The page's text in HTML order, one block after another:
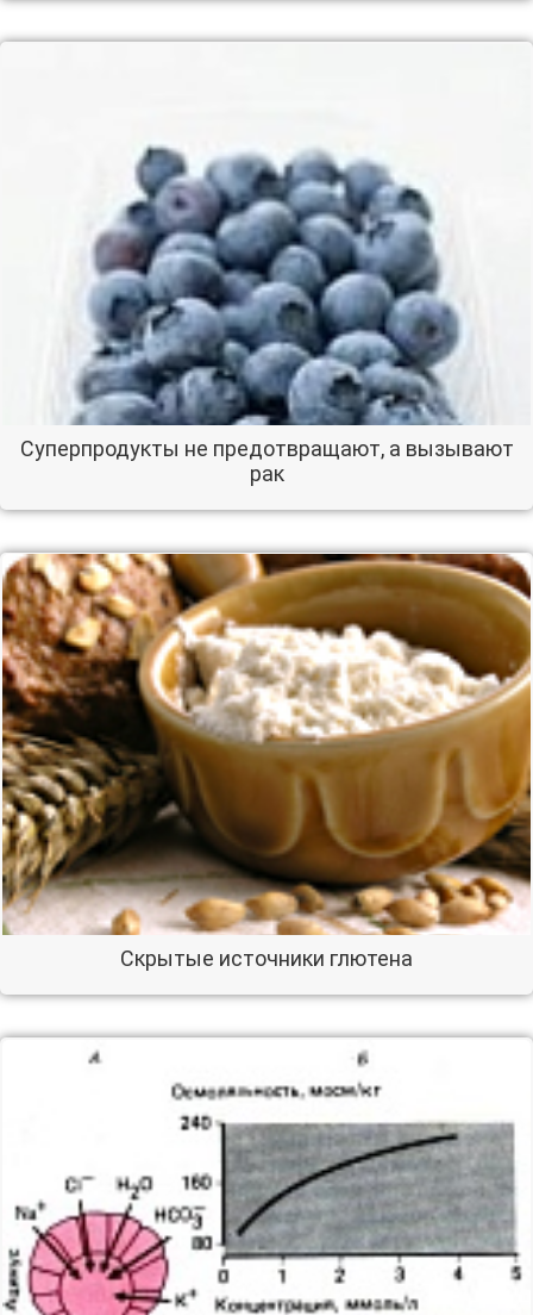
Суперпродукты не предотвращают, а вызывают
рак
Скрытые источники глютена